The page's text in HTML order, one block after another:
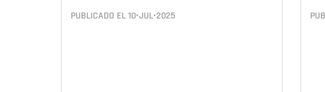
PUBLICADO EL10•JUL•2025